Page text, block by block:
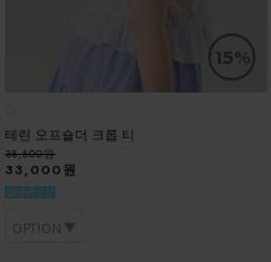
15%
테린 오프숄더 크롭 티
38,800원
33,000원
OPTION